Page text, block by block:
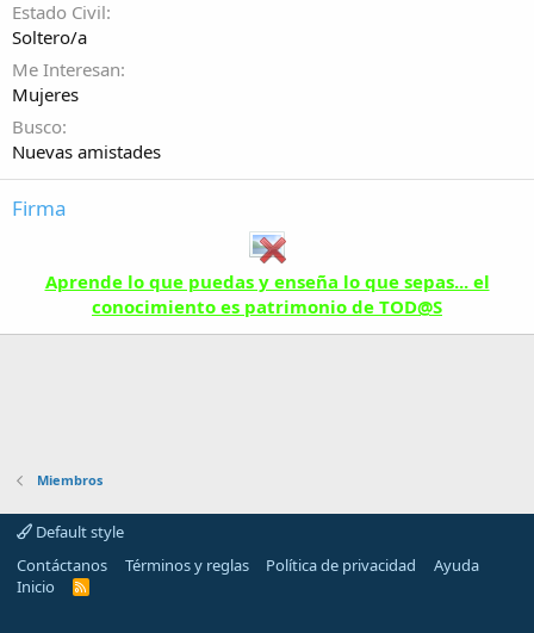
Estado Civil
Soltero/a
Me Interesan
Mujeres
Busco
Nuevas amistades
Firma
Aprende lo que puedas y enseña lo que sepas... el
conocimiento es patrimonio de TOD@S
Miembros
Default style
Contáctanos
Términos y reglas Política de privacidad
Ayuda
Inicio
R